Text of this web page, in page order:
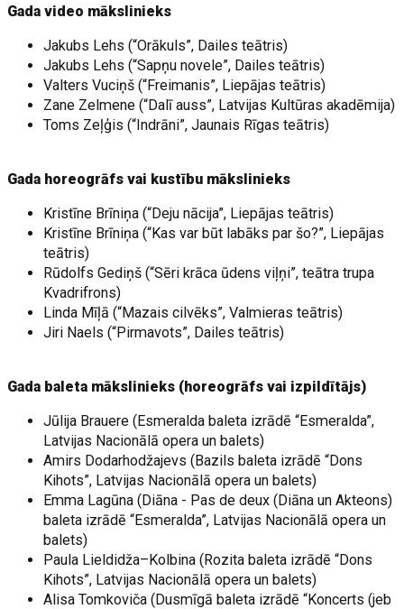
Gada video mākslinieks
Jakubs Lehs (“Orākuls”, Dailes teātris)
Jakubs Lehs (“Sapņu novele”, Dailes teātris)
Valters Vuciņš (“Freimanis”, Liepājas teātris)
Zane Zelmene (“Dalī auss”, Latvijas Kultūras akadēmija)
Toms Zeļģis (“Indrāni”, Jaunais Rīgas teātris)
Gada horeogrāfs vai kustību mākslinieks
Kristīne Brīniņa (“Deju nācija”, Liepājas teātris)
Kristīne Brīniņa (“Kas var būt labāks par šo?”, Liepājas
teātris)
Rūdolfs Gediņš (“Sēri krāca ūdens viļņi”, teātra trupa
Kvadrifrons)
Linda Mīļā (“Mazais cilvēks”, Valmieras teātris)
Jiri Naels (“Pirmavots”, Dailes teātris)
Gada baleta mākslinieks (horeogrāfs vai izpildītājs)
Jūlija Brauere (Esmeralda baleta izrādē “Esmeralda”,
Latvijas Nacionālā opera un balets)
Amirs Dodarhodžajevs (Bazils baleta izrādē “Dons
Kihots”, Latvijas Nacionālā opera un balets)
Emma Lagūna (Diāna - Pas de deux (Diāna un Akteons)
baleta izrādē “Esmeralda”, Latvijas Nacionālā opera un
balets)
Paula Lieldidža–Kolbina (Rozita baleta izrādē “Dons
Kihots”, Latvijas Nacionālā opera un balets)
Alisa Tomkoviča (Dusmīgā baleta izrādē “Koncerts (jeb